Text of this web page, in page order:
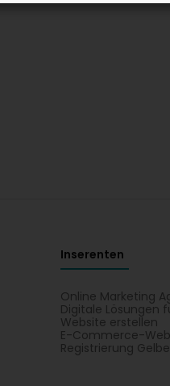
Inserenten
Online Marketing
Digitale Lösungen
Website erstellen
E-Commerce-
Registrierung